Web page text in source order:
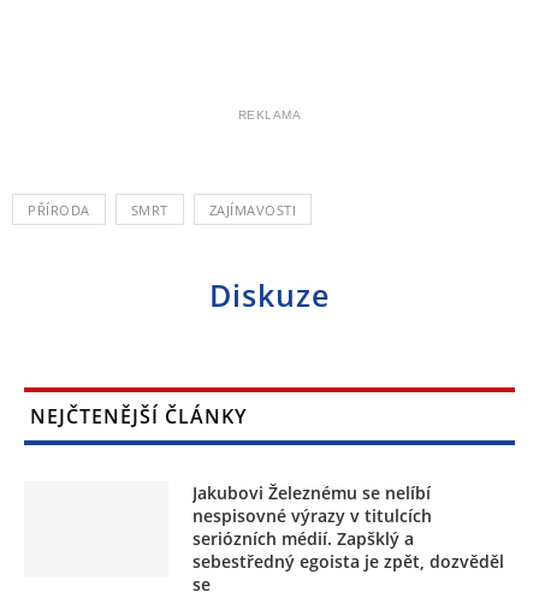
REKLAMA
PŘÍRODA SMRT ZAJÍMAVOSTI
Diskuze
NEJČTENĚJŠÍ ČLÁNKY
Jakubovi Železnému se nelíbí
nespisovné výrazy v titulcích
seriózních médií. Zapšklý a
sebestředný egoista je zpět, dozvěděl
se